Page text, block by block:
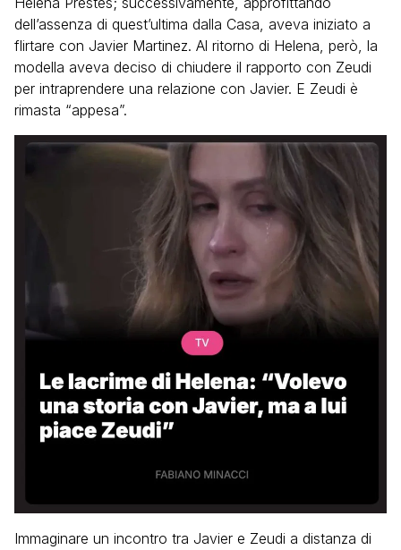
dell’assenza di quest’ultima dalla Casa, aveva iniziato a
flirtare con Javier Martinez. Al ritorno di Helena, però, la
modella aveva deciso di chiudere il rapporto con Zeudi
per intraprendere una relazione con Javier. E Zeudi è
rimasta “appesa”.
Immaginare un incontro tra Javier e Zeudi a distanza di